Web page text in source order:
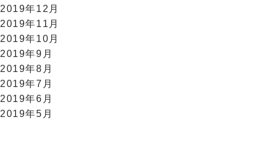
2019年12月
2019年11月
2019年10月
2019年9月
2019年8月
2019年7月
2019年6月
2019年5月